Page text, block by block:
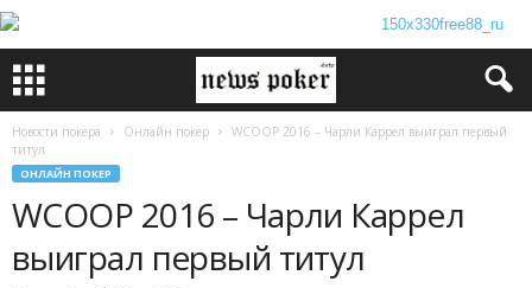
Новости покера Онлайн покер
WCOOP 2016 – Чарли Каррел выиграл первый
титул
ОНЛАЙН ПОКЕР
WCOOP 2016 – Чарли Каррел
выиграл первый титул